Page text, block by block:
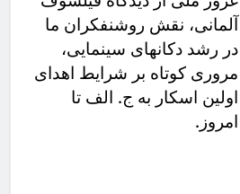
آلمانی، نقش روشنفکران ما
در رشد دکانهای سینمایی،
مروری کوتاه بر شرایط اهدای
اولین اسکار به ج. الف تا
امروز.